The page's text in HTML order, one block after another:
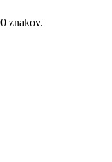
znakov.